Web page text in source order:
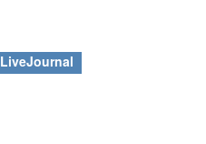
LiveJournal